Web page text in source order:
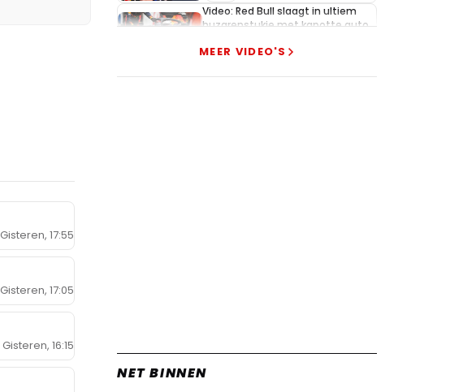
Video: Red Bull slaagt in ultiem
huzarenstukje met kapotte auto
0
Video: Red Bull Verstappen krijgt
MEER VIDEO'S
Gisteren, 17:55
Gisteren, 17:05
Gisteren, 16:15
NET BINNEN